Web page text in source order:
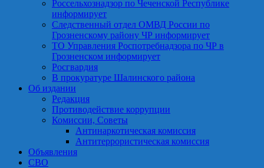
Россельхознадзор по Чеченской Республике
информирует
Следственный отдел ОМВД России по
Грозненскому району ЧР информирует
ТО Управления Роспотребнадзора по ЧР в
Грозненском информирует
Росгвардия
В прокуратуре Шалинского района
Об издании
Редакция
Противодействие коррупции
Комиссии, Советы
Антинаркотическая комиссия
Антитеррористическая комиссия
Объявления
СВО